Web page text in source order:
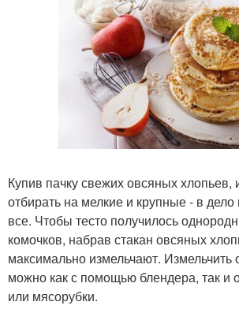
Купив пачку свежих овсяных хлопьев,
отбирать на мелкие и крупные - в
все. Чтобы тесто получилось
комочков, набрав стакан овсяных
максимально измельчают. Измельчить
можно как с помощью блендера, так и
или мясорубки.